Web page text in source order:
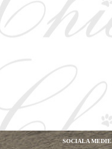
SOCIALA